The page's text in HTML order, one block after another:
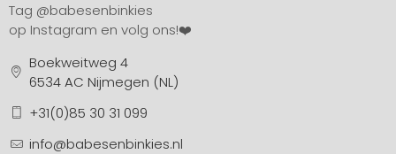
Tag @babesenbinkies
op Instagram en volg ons!❤️
Boekweitweg 4
6534 AC Nijmegen (NL)
+31(0)85 30 31 099
info@babesenbinkies.nl